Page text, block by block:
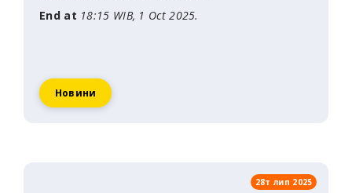
End at 18:15 WIB, 1 Oct 2025.
Новини
28т лип 2025